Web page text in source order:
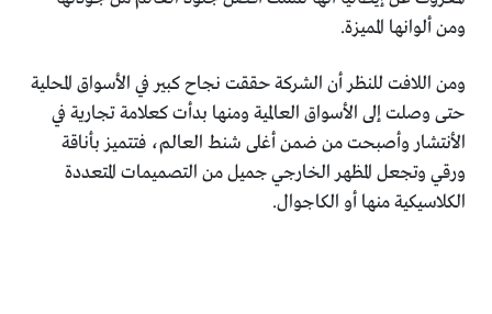
ومن ألوانها المميزة.
ومن اللافت للنظر أن الشركة حققت نجاح كبير في الأسواق المحلية
حتى وصلت إلى الأسواق العالمية ومنها بدأت كعلامة تجارية في
الأنتشار وأصبحت من ضمن أغلى شنط العالم، فتتميز بأناقة
ورقي وتجعل المظهر الخارجي جميل من التصميمات المتعددة
الكلاسيكية منها أو الكاجوال.